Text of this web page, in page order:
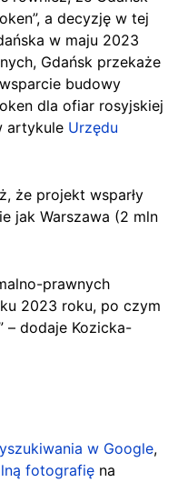
a decyzję w tej
w maju 2023
Gdańsk przekaże
budowy
dla ofiar rosyjskiej
artykule Urzędu
że projekt wsparły
jak Warszawa (2 mln
prawnych
2023 roku, po czym
– dodaje Kozicka-
w Google,
fotografię na